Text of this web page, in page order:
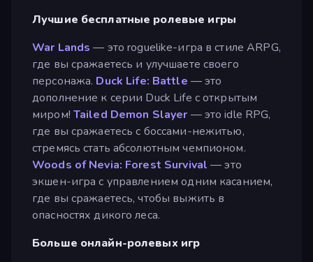
Лучшие бесплатные ролевые игры
War Lands — это roguelike-игра в стиле ARPG,
где вы сражаетесь и улучшаете своего
персонажа. Duck Life: Battle — это
дополнение к серии Duck Life с открытым
миром! Tailed Demon Slayer — это idle RPG,
где вы сражаетесь с боссами-нежитью,
стремясь стать абсолютным чемпионом.
Woods of Nevia: Forest Survival — это
экшен-игра с управлением одним касанием,
где вы сражаетесь, чтобы выжить в
опасностях дикого леса.
Больше онлайн-ролевых игр